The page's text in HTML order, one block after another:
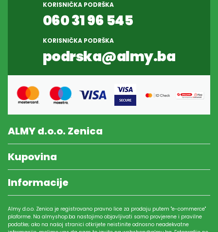
KORISNIČKA PODRŠKA
060 31 96 545
KORISNIČKA PODRŠKA
podrska@almy.ba
ALMY d.o.o. Zenica
Kupovina
Informacije
Almy d.o.o. Zenica je registrovano pravno lice za prodaju putem "e-commerce"
plaforme. Na almyshop.ba nastojimo objavljivati samo provjerene i pravilne
podatke; ako na našoj stranici otkrijete neistinite odnosno neadekvatne